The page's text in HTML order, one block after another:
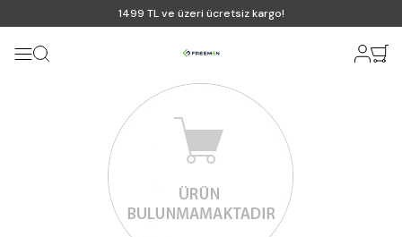
1499 TL ve üzeri ücretsiz kargo!